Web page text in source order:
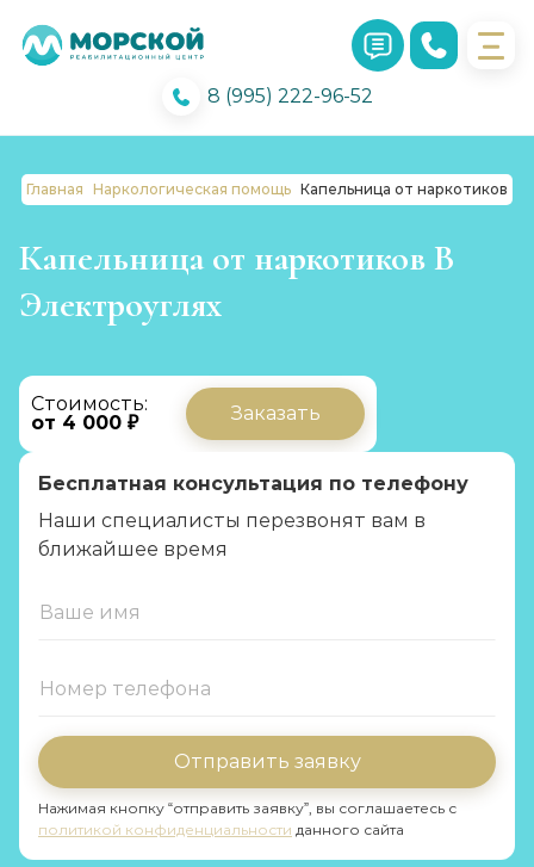
8 (995) 222-96-52
Главная Наркологическая помощь Капельница от наркотиков
Капельница от наркотиков В
Электроуглях
Стоимость:
от 4 000 ₽
Заказать
Бесплатная консультация по телефону
Наши специалисты перезвонят вам в
ближайшее время
Отправить заявку
Нажимая кнопку “отправить заявку”, вы соглашаетесь с
политикой конфиденциальности данного сайта